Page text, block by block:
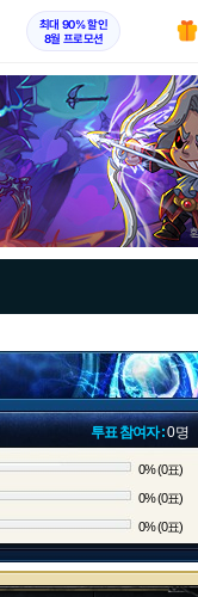
최대 90% 할인
8월 프로모션
투표 참여자 :0명
0% (0표)
0% (0표)
0% (0표)